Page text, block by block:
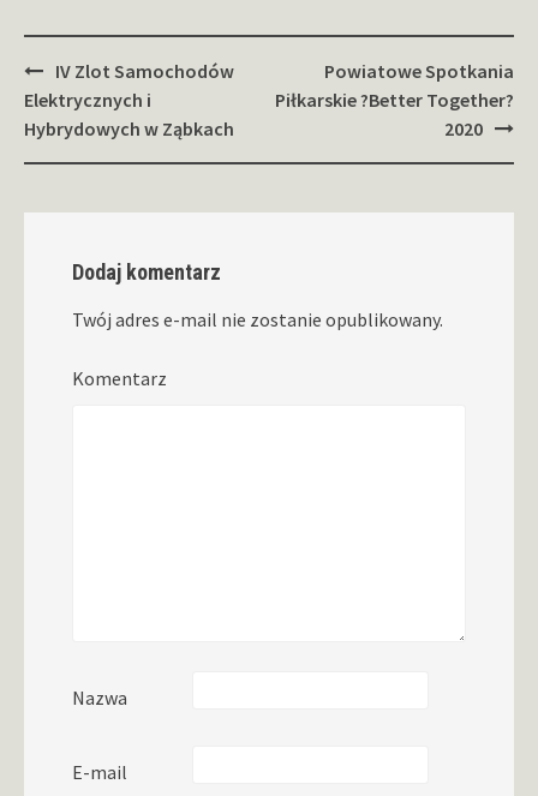
Zobacz
wpisy
IV Zlot Samochodów
Elektrycznych i
Hybrydowych w Ząbkach
Powiatowe Spotkania
Piłkarskie ?Better Together?
2020
Dodaj komentarz
Twój adres e-mail nie zostanie opublikowany.
Komentarz
Nazwa
E-mail